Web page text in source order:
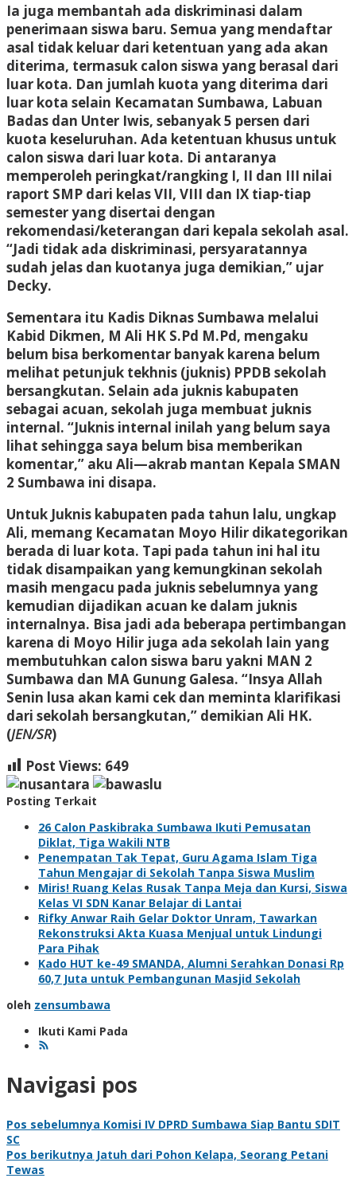
Ia juga membantah ada diskriminasi dalam
penerimaan siswa baru. Semua yang mendaftar
asal tidak keluar dari ketentuan yang ada akan
diterima, termasuk calon siswa yang berasal dari
luar kota. Dan jumlah kuota yang diterima dari
luar kota selain Kecamatan Sumbawa, Labuan
Badas dan Unter Iwis, sebanyak 5 persen dari
kuota keseluruhan. Ada ketentuan khusus untuk
calon siswa dari luar kota. Di antaranya
memperoleh peringkat/rangking I, II dan III nilai
raport SMP dari kelas VII, VIII dan IX tiap-tiap
semester yang disertai dengan
rekomendasi/keterangan dari kepala sekolah asal.
“Jadi tidak ada diskriminasi, persyaratannya
sudah jelas dan kuotanya juga demikian,” ujar
Decky.
Sementara itu Kadis Diknas Sumbawa melalui
Kabid Dikmen, M Ali HK S.Pd M.Pd, mengaku
belum bisa berkomentar banyak karena belum
melihat petunjuk tekhnis (juknis) PPDB sekolah
bersangkutan. Selain ada juknis kabupaten
sebagai acuan, sekolah juga membuat juknis
internal. “Juknis internal inilah yang belum saya
lihat sehingga saya belum bisa memberikan
komentar,” aku Ali—akrab mantan Kepala SMAN
2 Sumbawa ini disapa.
Untuk Juknis kabupaten pada tahun lalu, ungkap
Ali, memang Kecamatan Moyo Hilir dikategorikan
berada di luar kota. Tapi pada tahun ini hal itu
tidak disampaikan yang kemungkinan sekolah
masih mengacu pada juknis sebelumnya yang
kemudian dijadikan acuan ke dalam juknis
internalnya. Bisa jadi ada beberapa pertimbangan
karena di Moyo Hilir juga ada sekolah lain yang
membutuhkan calon siswa baru yakni MAN 2
Sumbawa dan MA Gunung Galesa. “Insya Allah
Senin lusa akan kami cek dan meminta klarifikasi
dari sekolah bersangkutan,” demikian Ali HK.
(JEN/SR)
Post Views: 649
Posting Terkait
26 Calon Paskibraka Sumbawa Ikuti Pemusatan
Diklat, Tiga Wakili NTB
Penempatan Tak Tepat, Guru Agama Islam Tiga
Tahun Mengajar di Sekolah Tanpa Siswa Muslim
Miris! Ruang Kelas Rusak Tanpa Meja dan Kursi, Siswa
Kelas VI SDN Kanar Belajar di Lantai
Rifky Anwar Raih Gelar Doktor Unram, Tawarkan
Rekonstruksi Akta Kuasa Menjual untuk Lindungi
Para Pihak
Kado HUT ke-49 SMANDA, Alumni Serahkan Donasi Rp
60,7 Juta untuk Pembangunan Masjid Sekolah
oleh zensumbawa
Ikuti Kami Pada
Navigasi pos
Pos sebelumnya Komisi IV DPRD Sumbawa Siap Bantu SDIT
SC
Pos berikutnya Jatuh dari Pohon Kelapa, Seorang Petani
Tewas